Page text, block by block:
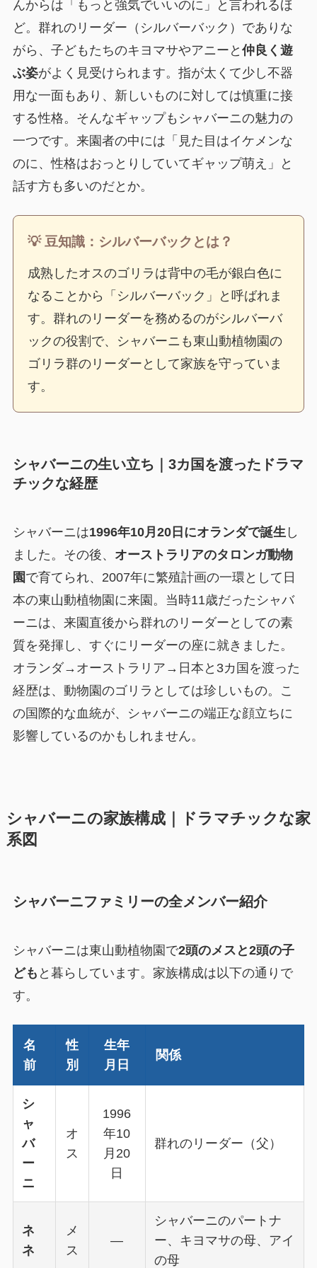
んからは「もっと強気でいいのに」と言われるほ
ど。群れのリーダー（シルバーバック）でありな
がら、子どもたちのキヨマサやアニーと 仲良く遊
ぶ姿がよく見受けられます。指が太くて少し不器
用な一面もあり、新しいものに対しては慎重に接
する性格。そんなギャップもシャバーニの魅力の
一つです。来園者の中には「見た目はイケメンな
のに、性格はおっとりしていてギャップ萌え」と
話す方も多いのだとか。
💡 豆知識：シルバーバックとは？
成熟したオスのゴリラは背中の毛が銀白色に
なることから「シルバーバック」と呼ばれま
す。群れのリーダーを務めるのがシルバーバ
ックの役割で、シャバーニも東山動植物園の
ゴリラ群のリーダーとして家族を守っていま
す。
シャバーニの生い立ち｜3カ国を渡ったドラマ
チックな経歴
シャバーニは1996年10月20日にオランダで誕生 し
ました。その後、 オーストラリアのタロンガ動物
園で育てられ、2007年に繁殖計画の一環として日
本の東山動植物園に来園。当時11歳だったシャバ
ーニは、来園直後から群れのリーダーとしての素
質を発揮し、すぐにリーダーの座に就きました。
オランダ→オーストラリア→日本と3カ国を渡った
経歴は、動物園のゴリラとしては珍しいもの。こ
の国際的な血統が、シャバーニの端正な顔立ちに
影響しているのかもしれません。
シャバーニの家族構成｜ドラマチックな家
系図
シャバーニファミリーの全メンバー紹介
シャバーニは東山動植物園で2頭のメスと2頭の子
ども と暮らしています。家族構成は以下の通りで
す。
名
前
性
別
生年
月日
関係
シ
ャ
バ
ー
ニ
オ
ス
1996
年10
月20
日
群れのリーダー（父）
ネ
ネ
メ
ス
—
シャバーニのパートナ
ー、キヨマサの母、アイ
の母